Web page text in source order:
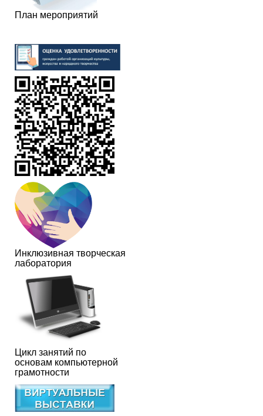
План мероприятий
Инклюзивная творческая
лаборатория
Цикл занятий по
основам компьютерной
грамотности